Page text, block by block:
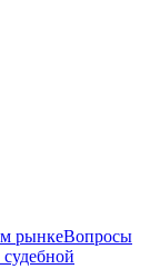
рынкеВопросы